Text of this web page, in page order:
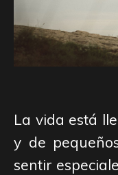
La vida está
y de
sentir